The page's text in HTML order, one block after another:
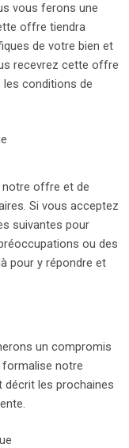
vous ferons une
offre tiendra
de votre bien et
recevrez cette offre
conditions de
notre offre et de
Si vous acceptez
suivantes pour
ou des
pour y répondre et
un compromis
formalise notre
décrit les prochaines